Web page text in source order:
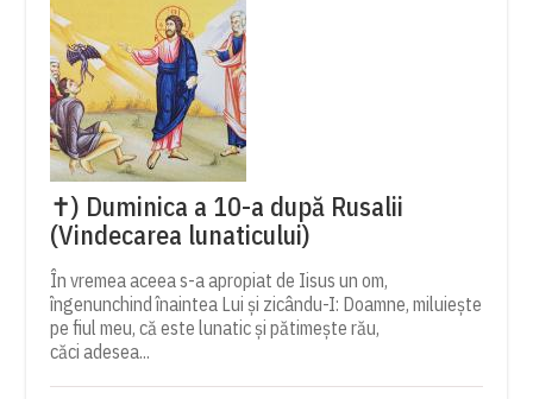
✝) Duminica a 10-a după Rusalii
(Vindecarea lunaticului)
În vremea aceea s-a apropiat de Iisus un om,
îngenunchind înaintea Lui și zicându-I: Doamne, miluiește
pe fiul meu, că este lunatic și pătimește rău,
căci adesea...